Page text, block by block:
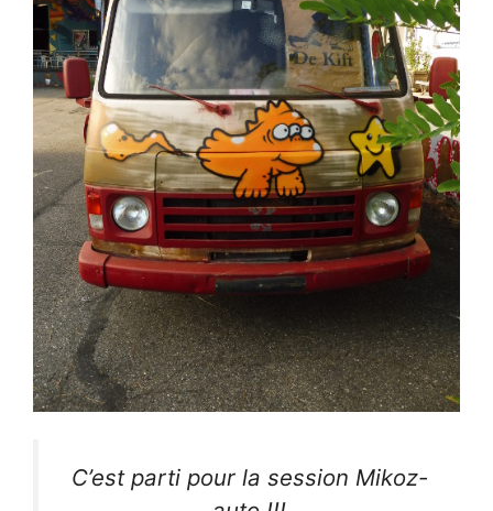
C’est parti pour la session Mikoz-